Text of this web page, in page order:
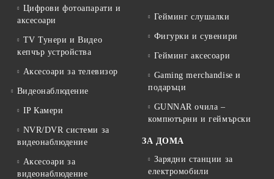
Цифрови фотоапарати и
аксесоари
TV Тунери и Видео
кепчър устройства
Аксесоари за телевизор
Видеонаблюдение
IP Камери
NVR/DVR системи за
видеонаблюдение
Аксесоари за
видеонаблюдение
Гейминг слушалки
Фигурки и сувенири
Гейминг аксесоари
Gaming merchandise и
подаръци
GUNNAR очила –
компютърни и геймърски
ЗА ДОМА
Зарядни станции за
електромобили